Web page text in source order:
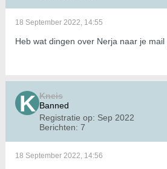
18 September 2022, 14:55
Heb wat dingen over Nerja naar je mail
Kneis
Banned
Registratie op: Sep 2022
Berichten: 7
18 September 2022, 14:56